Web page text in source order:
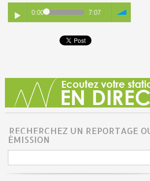
0:00 7:07
RECHERCHEZ UN REPORTAGE
ÉMISSION